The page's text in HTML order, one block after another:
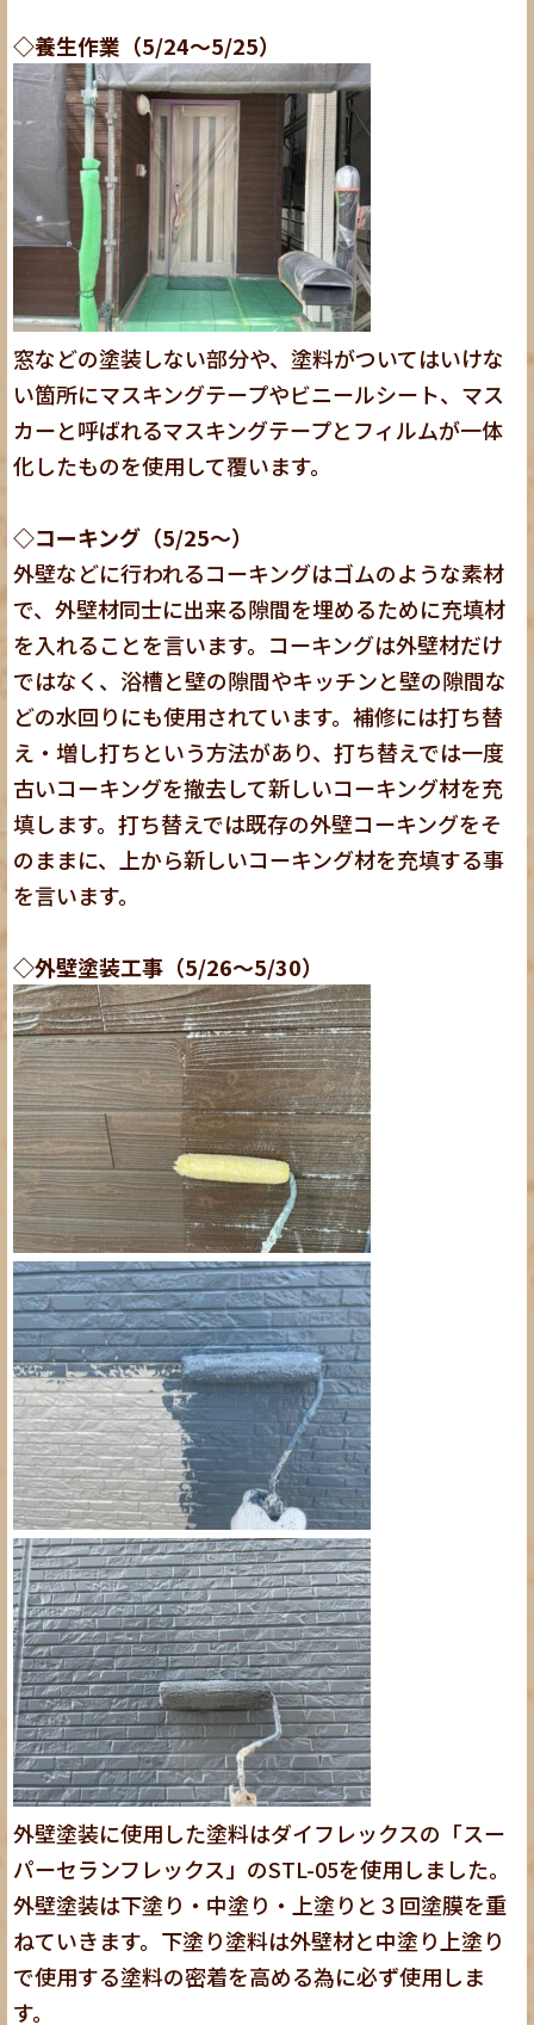
◇養生作業（5/24～5/25）
窓などの塗装しない部分や、塗料がついてはいけな
い箇所にマスキングテープやビニールシート、マス
カーと呼ばれるマスキングテープとフィルムが一体
化したものを使用して覆います。
◇コーキング（5/25～）
外壁などに行われるコーキングはゴムのような素材
で、外壁材同士に出来る隙間を埋めるために充填材
を入れることを言います。コーキングは外壁材だけ
ではなく、浴槽と壁の隙間やキッチンと壁の隙間な
どの水回りにも使用されています。補修には打ち替
え・増し打ちという方法があり、打ち替えでは一度
古いコーキングを撤去して新しいコーキング材を充
填します。打ち替えでは既存の外壁コーキングをそ
のままに、上から新しいコーキング材を充填する事
を言います。
◇外壁塗装工事（5/26～5/30）
外壁塗装に使用した塗料はダイフレックスの「スー
パーセランフレックス」のSTL-05を使用しました。
外壁塗装は下塗り・中塗り・上塗りと３回塗膜を重
ねていきます。下塗り塗料は外壁材と中塗り上塗り
で使用する塗料の密着を高める為に必ず使用しま
す。